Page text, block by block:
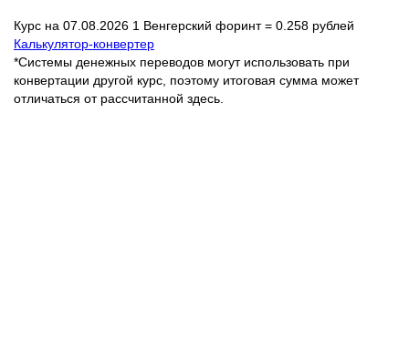
Курс на 07.08.2026 1 Венгерский форинт = 0.258 рублей
Калькулятор-конвертер
*Системы денежных переводов могут использовать при
конвертации другой курс, поэтому итоговая сумма может
отличаться от рассчитанной здесь.